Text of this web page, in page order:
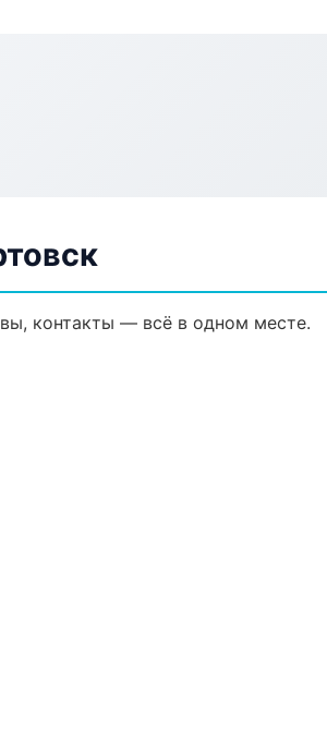
контакты — всё в одном месте.